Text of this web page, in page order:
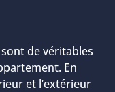
de véritables
En
et l’extérieur